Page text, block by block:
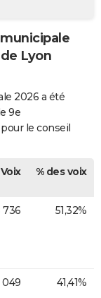
Lyon
2026 a été
9e
le conseil
Voix % des voix
736 51,32%
049 41,41%